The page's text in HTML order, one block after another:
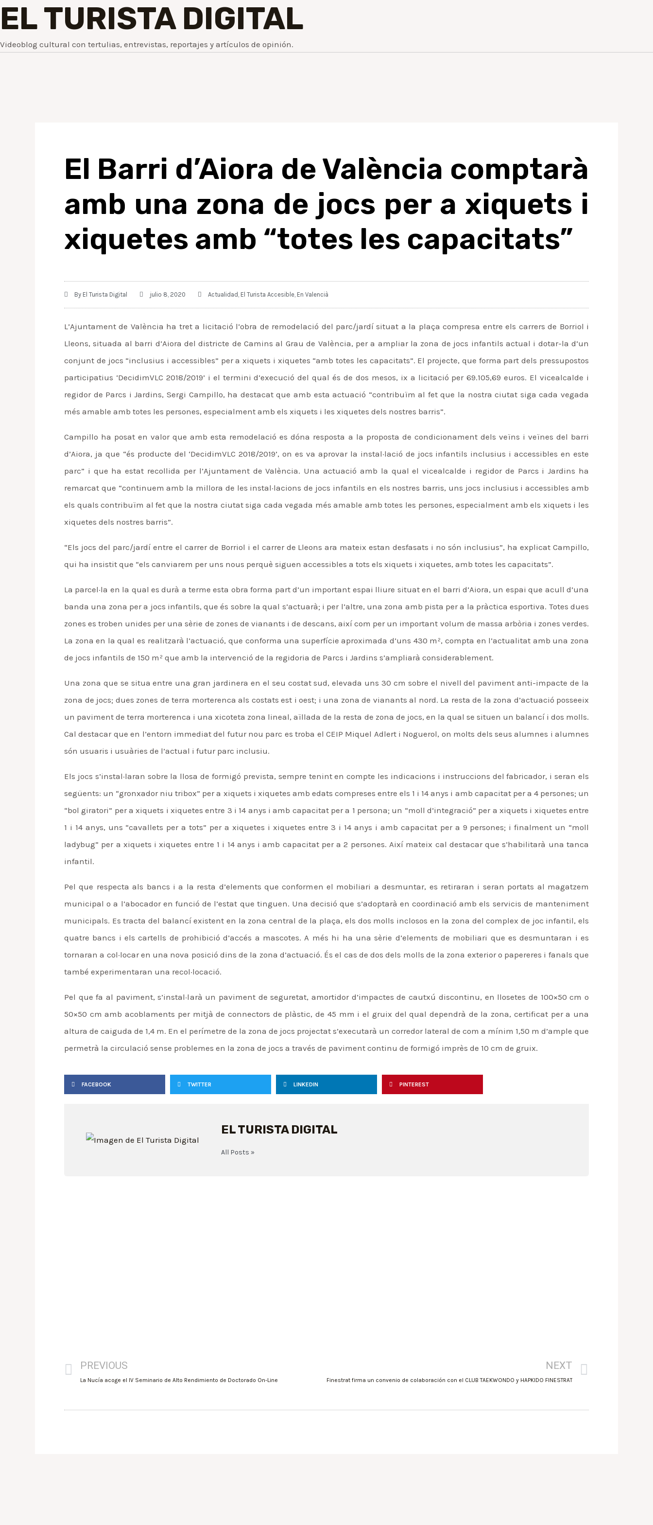
EL TURISTA DIGITAL
Videoblog cultural con tertulias, entrevistas, reportajes y artículos de opinión.
El Barri d’Aiora de València comptarà
amb una zona de jocs per a xiquets i
xiquetes amb “totes les capacitats”
By El Turista Digital julio 8, 2020 Actualidad El Turista Accesible En Valencià
L’Ajuntament de València ha tret a licitació l’obra de remodelació del parc/jardí situat a la plaça compresa entre els carrers de Borriol i
Lleons, situada al barri d’Aiora del districte de Camins al Grau de València, per a ampliar la zona de jocs infantils actual i dotar-la d’un
conjunt de jocs “inclusius i accessibles” per a xiquets i xiquetes “amb totes les capacitats”. El projecte, que forma part dels pressupostos
participatius ‘DecidimVLC 2018/2019’ i el termini d’execució del qual és de dos mesos, ix a licitació per 69.105,69 euros. El vicealcalde i
regidor de Parcs i Jardins, Sergi Campillo, ha destacat que amb esta actuació “contribuïm al fet que la nostra ciutat siga cada vegada
més amable amb totes les persones, especialment amb els xiquets i les xiquetes dels nostres barris”.
Campillo ha posat en valor que amb esta remodelació es dóna resposta a la proposta de condicionament dels veïns i veïnes del barri
d’Aiora, ja que “és producte del ‘DecidimVLC 2018/2019’, on es va aprovar la instal·lació de jocs infantils inclusius i accessibles en este
parc” i que ha estat recollida per l’Ajuntament de València. Una actuació amb la qual el vicealcalde i regidor de Parcs i Jardins ha
remarcat que “continuem amb la millora de les instal·lacions de jocs infantils en els nostres barris, uns jocs inclusius i accessibles amb
els quals contribuïm al fet que la nostra ciutat siga cada vegada més amable amb totes les persones, especialment amb els xiquets i les
xiquetes dels nostres barris”.
“Els jocs del parc/jardí entre el carrer de Borriol i el carrer de Lleons ara mateix estan desfasats i no són inclusius”, ha explicat Campillo,
qui ha insistit que “els canviarem per uns nous perquè siguen accessibles a tots els xiquets i xiquetes, amb totes les capacitats”.
La parcel·la en la qual es durà a terme esta obra forma part d’un important espai lliure situat en el barri d’Aiora, un espai que acull d’una
banda una zona per a jocs infantils, que és sobre la qual s’actuarà; i per l’altre, una zona amb pista per a la pràctica esportiva. Totes dues
zones es troben unides per una sèrie de zones de vianants i de descans, així com per un important volum de massa arbòria i zones verdes.
La zona en la qual es realitzarà l’actuació, que conforma una superfície aproximada d’uns 430 m², compta en l’actualitat amb una zona
de jocs infantils de 150 m² que amb la intervenció de la regidoria de Parcs i Jardins s’ampliarà considerablement.
Una zona que se situa entre una gran jardinera en el seu costat sud, elevada uns 30 cm sobre el nivell del paviment anti-impacte de la
zona de jocs; dues zones de terra morterenca als costats est i oest; i una zona de vianants al nord. La resta de la zona d’actuació posseeix
un paviment de terra morterenca i una xicoteta zona lineal, aïllada de la resta de zona de jocs, en la qual se situen un balancí i dos molls.
Cal destacar que en l’entorn immediat del futur nou parc es troba el CEIP Miquel Adlert i Noguerol, on molts dels seus alumnes i alumnes
són usuaris i usuàries de l’actual i futur parc inclusiu.
Els jocs s’instal·laran sobre la llosa de formigó prevista, sempre tenint en compte les indicacions i instruccions del fabricador, i seran els
següents: un “gronxador niu tribox” per a xiquets i xiquetes amb edats compreses entre els 1 i 14 anys i amb capacitat per a 4 persones; un
“bol giratori” per a xiquets i xiquetes entre 3 i 14 anys i amb capacitat per a 1 persona; un “moll d’integració” per a xiquets i xiquetes entre
1 i 14 anys, uns “cavallets per a tots” per a xiquetes i xiquetes entre 3 i 14 anys i amb capacitat per a 9 persones; i finalment un “moll
ladybug” per a xiquets i xiquetes entre 1 i 14 anys i amb capacitat per a 2 persones. Així mateix cal destacar que s’habilitarà una tanca
infantil.
Pel que respecta als bancs i a la resta d’elements que conformen el mobiliari a desmuntar, es retiraran i seran portats al magatzem
municipal o a l’abocador en funció de l’estat que tinguen. Una decisió que s’adoptarà en coordinació amb els servicis de manteniment
municipals. Es tracta del balancí existent en la zona central de la plaça, els dos molls inclosos en la zona del complex de joc infantil, els
quatre bancs i els cartells de prohibició d’accés a mascotes. A més hi ha una sèrie d’elements de mobiliari que es desmuntaran i es
tornaran a col·locar en una nova posició dins de la zona d’actuació. És el cas de dos dels molls de la zona exterior o papereres i fanals que
també experimentaran una recol·locació.
Pel que fa al paviment, s’instal·larà un paviment de seguretat, amortidor d’impactes de cautxú discontinu, en llosetes de 100×50 cm o
50×50 cm amb acoblaments per mitjà de connectors de plàstic, de 45 mm i el gruix del qual dependrà de la zona, certificat per a una
altura de caiguda de 1,4 m. En el perímetre de la zona de jocs projectat s’executarà un corredor lateral de com a mínim 1,50 m d’ample que
permetrà la circulació sense problemes en la zona de jocs a través de paviment continu de formigó imprès de 10 cm de gruix.
FACEBOOK TWITTER LINKEDIN PINTEREST
EL TURISTA DIGITAL
All Posts »
PREVIOUS
La Nucía acoge el IV Seminario de Alto Rendimiento de Doctorado On-Line
NEXT
Finestrat firma un convenio de colaboración con el CLUB TAEKWONDO y HAPKIDO FINESTRAT